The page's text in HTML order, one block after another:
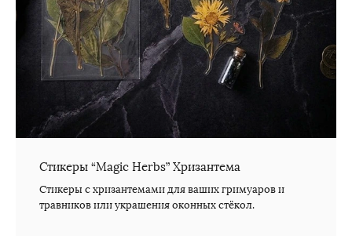
Стикеры “Magic Herbs” Хризантема
Стикеры с хризантемами для ваших гримуаров и
травников или украшения оконных стёкол.